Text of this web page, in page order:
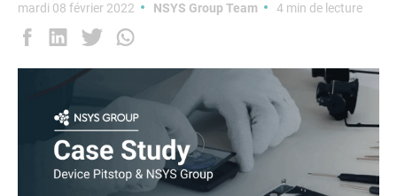
mardi 08 février 2022 NSYS Group Team 4 min de lecture